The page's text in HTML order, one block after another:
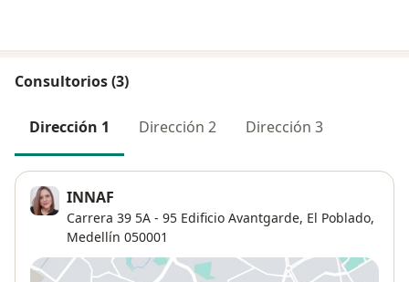
Consultorios (3)
Dirección 1 Dirección 2 Dirección 3
INNAF
Carrera 39 5A - 95 Edificio Avantgarde, El Poblado,
Medellín 050001